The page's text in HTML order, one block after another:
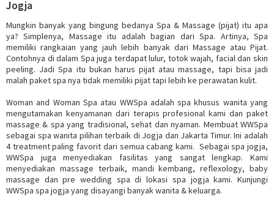
Jogja
Mungkin banyak yang bingung bedanya Spa & Massage (pijat) itu apa
ya? Simplenya, Massage itu adalah bagian dari Spa. Artinya, Spa
memiliki rangkaian yang jauh lebih banyak dari Massage atau Pijat.
Contohnya di dalam Spa juga terdapat lulur, totok wajah, facial dan skin
peeling. Jadi Spa itu bukan harus pijat atau massage, tapi bisa jadi
malah paket spa nya tidak memiliki pijat tapi lebih ke perawatan kulit.
Woman and Woman Spa atau WWSpa adalah spa khusus wanita yang
mengutamakan kenyamanan dari terapis profesional kami dan paket
massage & spa yang tradisional, sehat dan nyaman. Membuat WWSpa
sebagai spa wanita pilihan terbaik di Jogja dan Jakarta Timur. Ini adalah
4 treatment paling favorit dari semua cabang kami. Sebagai spa jogja,
WWSpa juga menyediakan fasilitas yang sangat lengkap. Kami
menyediakan massage terbaik, mandi kembang, reflexology, baby
massage dan pre wedding spa di lokasi spa jogja kami. Kunjungi
WWSpa spa jogja yang disayangi banyak wanita & keluarga.